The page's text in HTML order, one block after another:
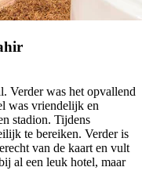
Verder was het opvallend
was vriendelijk en
stadion. Tijdens
te bereiken. Verder is
van de kaart en vult
al een leuk hotel, maar